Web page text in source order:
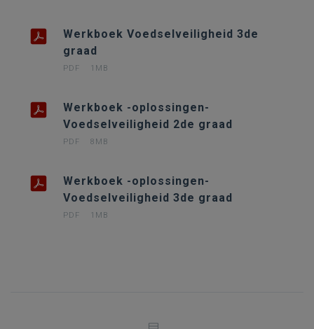
Werkboek Voedselveiligheid 3de
graad
PDF 1MB
Werkboek -oplossingen-
Voedselveiligheid 2de graad
PDF 8MB
Werkboek -oplossingen-
Voedselveiligheid 3de graad
PDF 1MB